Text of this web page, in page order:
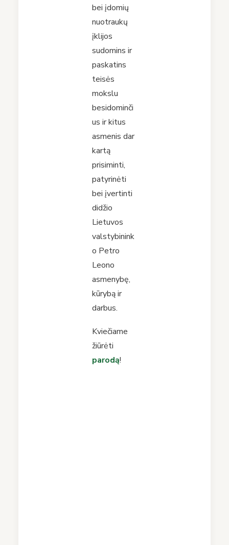
bei įdomių
nuotraukų
įklijos
sudomins ir
paskatins
teisės
mokslu
besidominči
us ir kitus
asmenis dar
kartą
prisiminti,
patyrinėti
bei įvertinti
didžio
Lietuvos
valstybinink
o Petro
Leono
asmenybę,
kūrybą ir
darbus.
Kviečiame
žiūrėti
parodą!